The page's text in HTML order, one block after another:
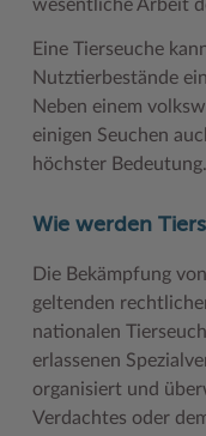
Führerscheine
Formulare &
Geodatenportale
Kfz-Zulassung
Leistungen
Lexikon
Publikationen
Wo Sie uns finden
Baustellen in
Bildungskommune
Fotoarchiv
Hitzeschutz
Lokales Wetter
Newsletter
Pressemeldungen
Social Media
Kreis Stormarn
Kreiskarte
Kreispräsident
Kreistag und
Landrat
Sonderbereiche
Stabsbereiche
Städte und
Ihre Bewerbung
Initiativbewerbungen
Offene Stellen
Praktika und FSJ
EG-
Handwerk für
Klimaschutz beim
Projekt e-Gewerbe
Wirtschafts- und
Zahlen, Daten, Fakten
Herrenhäuser
Kultur
Kulturelle
Museen
Storchenhorste
Lieblingsplätze in der
Termine und
Tourismus
wesentliche Arbeit
Eine Tierseuche
Nutztierbestände
Neben einem
einigen Seuchen
höchster Bedeutung.
Wie werden
Die Bekämpfung
geltenden
nationalen
erlassenen
organisiert und
Verdachtes oder